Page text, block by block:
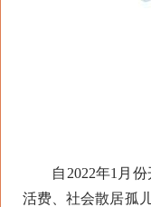
自2022年1月份
活费、社会散居孤